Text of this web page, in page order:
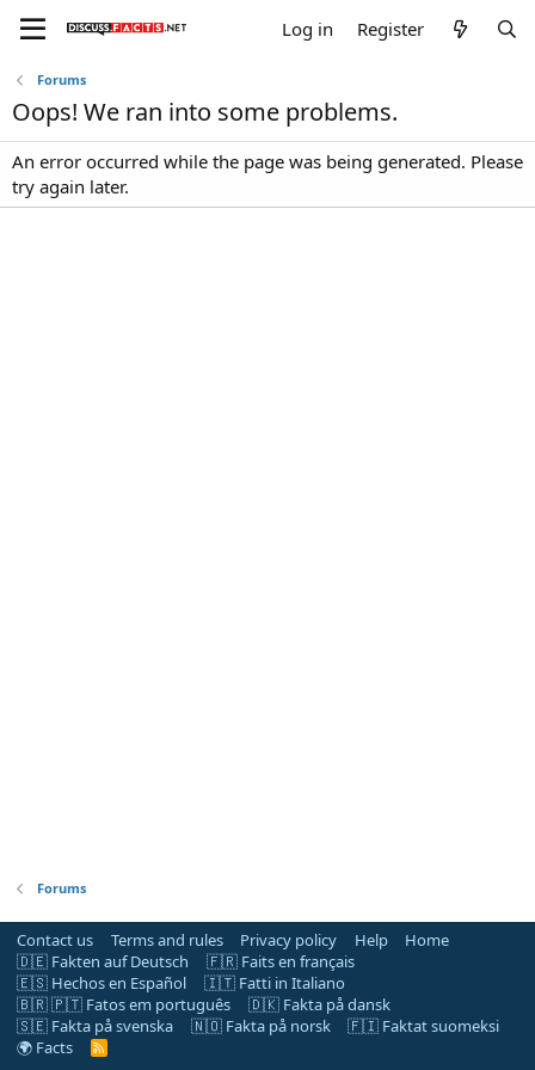
Log in Register
Forums
Oops! We ran into some problems.
An error occurred while the page was being generated. Please
try again later.
Forums
Contact us Terms and rules Privacy policy Help
Home
🇩🇪 Fakten auf Deutsch
🇫🇷 Faits en français
🇪🇸 Hechos en Español
🇮🇹 Fatti in Italiano
🇧🇷 🇵🇹 Fatos em português
🇩🇰 Fakta på dansk
🇸🇪 Fakta på svenska
🇳🇴 Fakta på norsk
🇫🇮 Faktat suomeksi
🌍 Facts
R